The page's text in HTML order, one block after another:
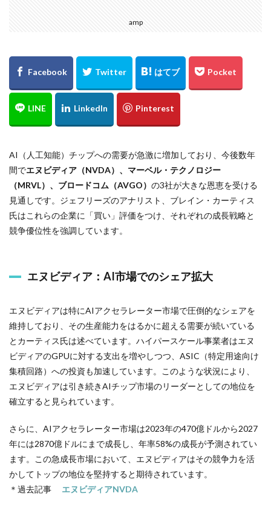
amp
AI（人工知能）チップへの需要が急激に増加しており、今後数年
間でエヌビディア（NVDA）、マーベル・テクノロジー
（MRVL）、ブロードコム（AVGO） の3社が大きな恩恵を受ける
見通しです。ジェフリーズのアナリスト、ブレイン・カーティス
氏はこれらの企業に「買い」評価をつけ、それぞれの成長戦略と
競争優位性を強調しています。
エヌビディア：AI市場でのシェア拡大
エヌビディアは特にAIアクセラレーター市場で圧倒的なシェアを
維持しており、その生産能力をはるかに超える需要が続いている
とカーティス氏は述べています。ハイパースケール事業者はエヌ
ビディアのGPUに対する支出を増やしつつ、ASIC（特定用途向け
集積回路）への投資も加速しています。このような状況により、
エヌビディアは引き続きAIチップ市場のリーダーとしての地位を
確立すると見られています。
さらに、AIアクセラレーター市場は2023年の470億ドルから2027
年には2870億ドルにまで成長し、年率58%の成長が予測されてい
ます。この急成長市場において、エヌビディアはその競争力を活
かしてトップの地位を堅持すると期待されています。
＊過去記事 エヌビディアNVDA